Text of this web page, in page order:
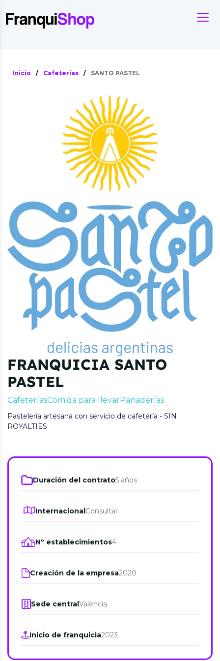
Inicio / Cafeterías / SANTO PASTEL
FRANQUICIA SANTO
PASTEL
CafeteríasComida para llevarPanaderías
Pastelería artesana con servicio de cafetería - SIN
ROYALTIES
Duración del contrato5 años
InternacionalConsultar
Nº establecimientos4
Creación de la empresa2020
Sede centralValencia
Inicio de franquicia2023